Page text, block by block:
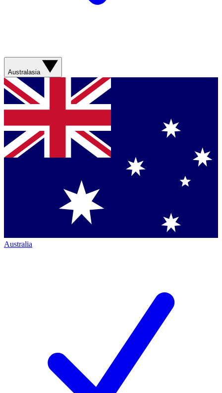
Australasia
Australia